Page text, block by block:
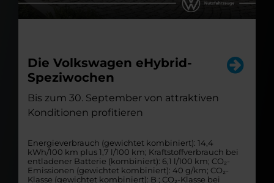
Die Volkswagen eHybrid-
Speziwochen
Bis zum 30. September von attraktiven
Konditionen profitieren
Energieverbrauch (gewichtet kombiniert): 14,4
kWh/100 km plus 1,7 l/100 km; Kraftstoffverbrauch bei
entladener Batterie (kombiniert): 6,1 l/100 km; CO₂-
Emissionen (gewichtet kombiniert): 40 g/km; CO₂-
Klasse (gewichtet kombiniert): B ; CO₂-Klasse bei